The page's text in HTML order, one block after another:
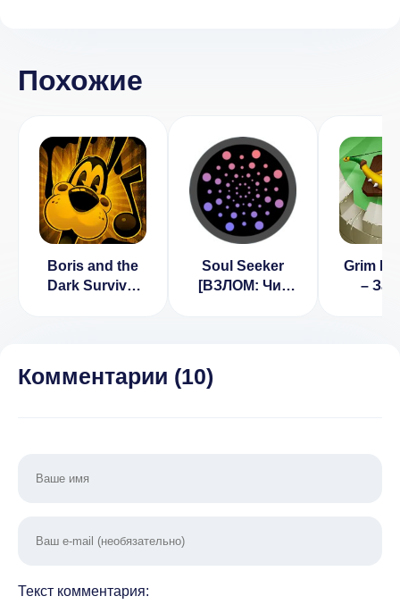
Похожие
Boris and the
Dark Survival
Soul Seeker
[ВЗЛОМ: Чит
Grim
–
Комментарии (10)
Текст комментария: